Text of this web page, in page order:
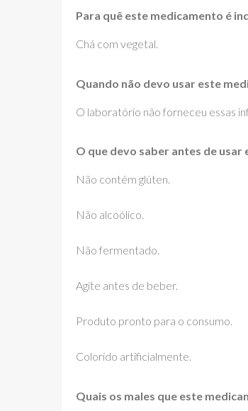
Para quê este medicamento é
Chá com vegetal.
Quando não devo usar este
O laboratório não forneceu essas
O que devo saber antes de usar
Não contém glúten.
Não alcoólico.
Não fermentado.
Agite antes de beber.
Produto pronto para o consumo.
Colorido artificialmente.
Quais os males que este